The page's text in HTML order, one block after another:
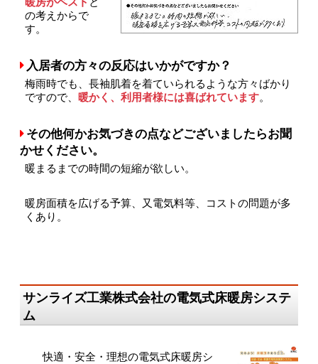
の考えからで
す。
入居者の方々の反応はいかがですか？
梅雨時でも、長袖肌着を着ていられるような方々ばかり
ですので、
暖かく、利用者様には喜ばれています。
その他何かお気づきの点などございましたらお聞
かせください。
暖まるまでの時間の短縮が欲しい。
暖房面積を広げる予算、又電気料等、コストの問題が多
くあり。
サンライズ工業株式会社の電気式床暖房システ
ム
快適・安全・理想の電気式床暖房シ